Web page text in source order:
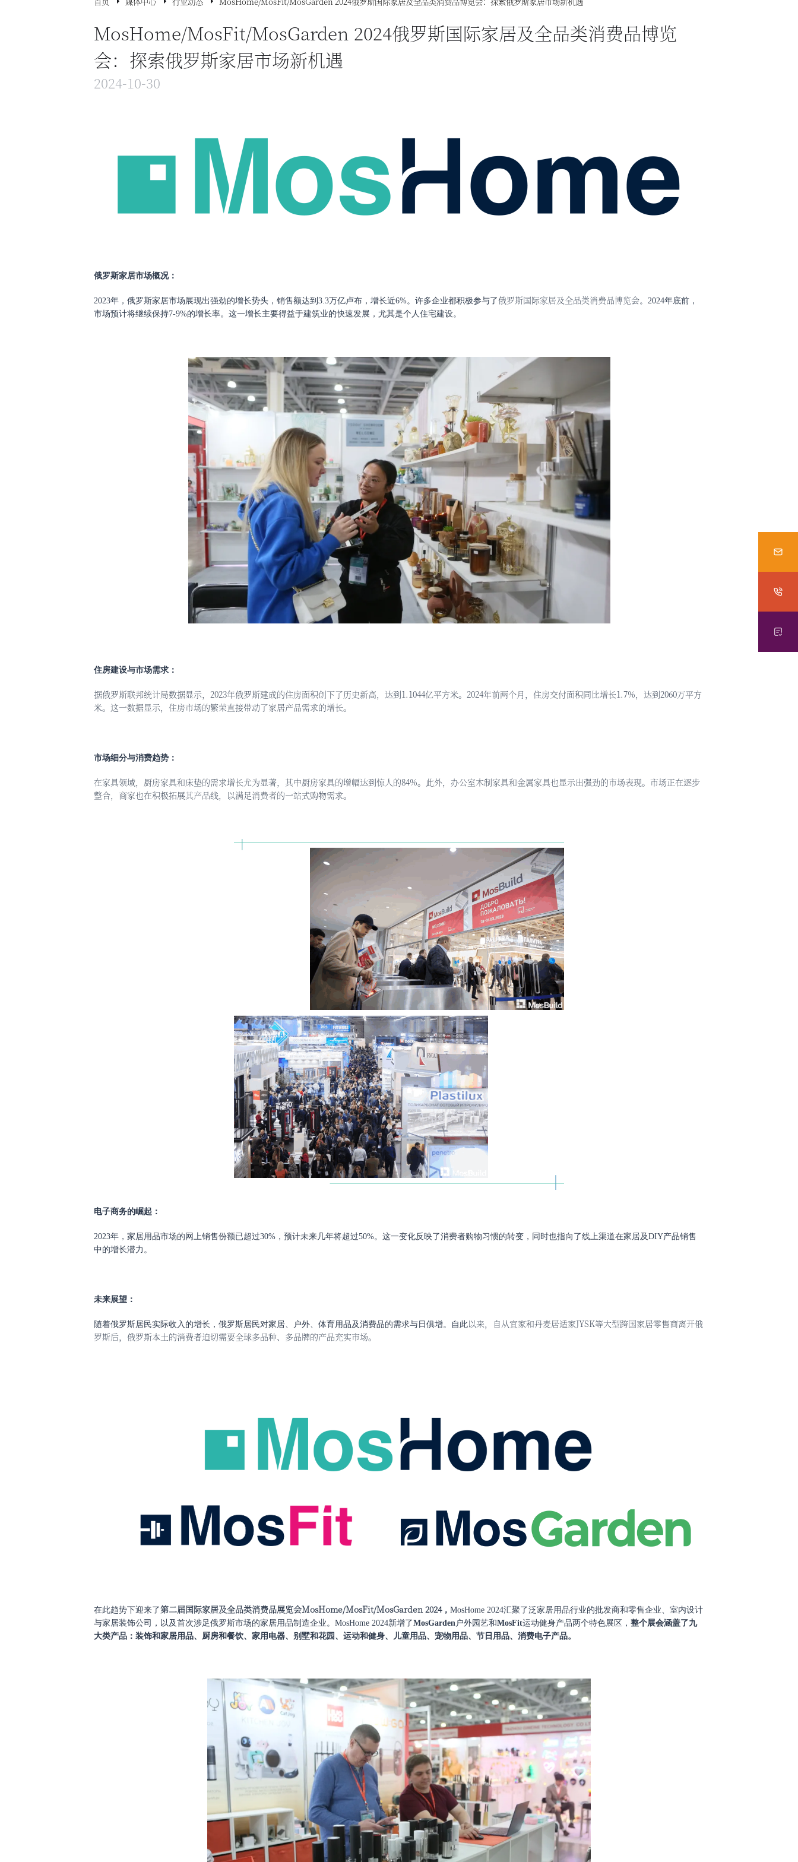
MosHome/MosFit/MosGarden 2024俄罗斯国际家居及全品类消费品博览
会：探索俄罗斯家居市场新机遇
2024-10-30
俄罗斯家居市场概况：
2023年，俄罗斯家居市场展现出强劲的增长势头，销售额达到3.3万亿卢布，增长近6%。许多企业都积极参与了俄罗斯国际家居及全品类消费品博览会。2024年底前，
市场预计将继续保持7-9%的增长率。这一增长主要得益于建筑业的快速发展，尤其是个人住宅建设。
住房建设与市场需求：
据俄罗斯联邦统计局数据显示， 2023年俄罗斯建成的住房面积创下了历史新高，达到1.1044亿平方米。2024年前两个月，住房交付面积同比增长1.7%，达到2060万平方
米。这一数据显示，住房市场的繁荣直接带动了家居产品需求的增长。
市场细分与消费趋势：
在家具领域，厨房家具和床垫的需求增长尤为显著，其中厨房家具的增幅达到惊人的84%。此外，办公室木制家具和金属家具也显示出强劲的市场表现。市场正在逐步
整合，商家也在积极拓展其产品线，以满足消费者的一站式购物需求。
电子商务的崛起：
2023年，家居用品市场的网上销售份额已超过30%，预计未来几年将超过50%。这一变化反映了消费者购物习惯的转变，同时也指向了线上渠道在家居及DIY产品销售
中的增长潜力。
未来展望：
随着俄罗斯居民实际收入的增长，俄罗斯居民对家居、户外、体育用品及消费品的需求与日俱增。 自此以来，自从宜家和丹麦居适家JYSK等大型跨国家居零售商离开俄
罗斯后，俄罗斯本土的消费者迫切需要全球多品种、多品牌的产品充实市场。
在此趋势下迎来了第二届国际家居及全品类消费品展览会MosHome/MosFit/MosGarden 2024， MosHome 2024汇聚了泛家居用品行业的批发商和零售企业、室内设计
与家居装饰公司，以及首次涉足俄罗斯市场的家居用品制造企业。MosHome 2024新增了MosGarden户外园艺和MosFit运动健身产品两个特色展区， 整个展会涵盖了九
大类产品：装饰和家居用品、厨房和餐饮、家用电器、别墅和花园、运动和健身、儿童用品、宠物用品、节日用品、消费电子产品。